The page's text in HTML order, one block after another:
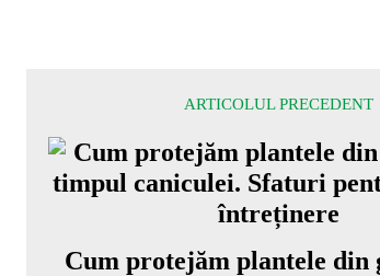
ARTICOLUL PRECEDENT
Cum protejăm plantele din